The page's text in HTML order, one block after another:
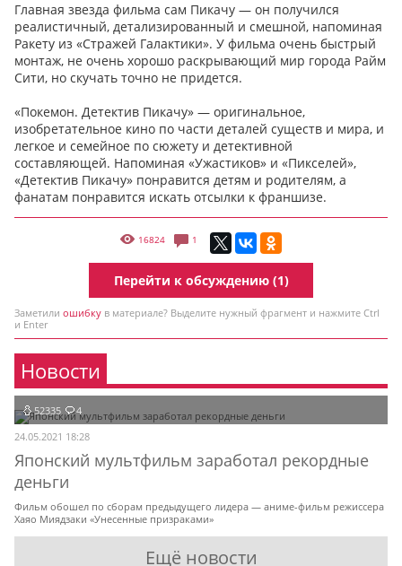
Главная звезда фильма сам Пикачу — он получился
реалистичный, детализированный и смешной, напоминая
Ракету из «Стражей Галактики». У фильма очень быстрый
монтаж, не очень хорошо раскрывающий мир города Райм
Сити, но скучать точно не придется.
«Покемон. Детектив Пикачу» — оригинальное,
изобретательное кино по части деталей существ и мира, и
легкое и семейное по сюжету и детективной
составляющей. Напоминая «Ужастиков» и «Пикселей»,
«Детектив Пикачу» понравится детям и родителям, а
фанатам понравится искать отсылки к франшизе.
16824 1
Перейти к обсуждению (1)
Заметили ошибку в материале? Выделите нужный фрагмент и нажмите Ctrl
и Enter
Новости
52335 4
24.05.2021 18:28
Японский мультфильм заработал рекордные
деньги
Фильм обошел по сборам предыдущего лидера — аниме-фильм режиссера
Хаяо Миядзаки «Унесенные призраками»
Ещё новости